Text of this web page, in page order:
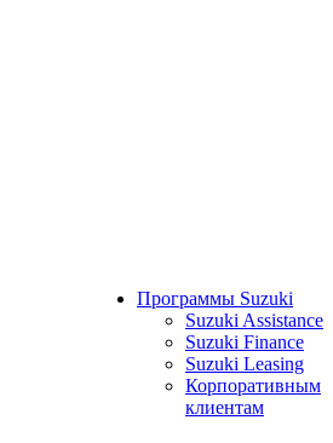
Программы Suzuki
Suzuki Assistance
Suzuki Finance
Suzuki Leasing
Корпоративным
клиентам